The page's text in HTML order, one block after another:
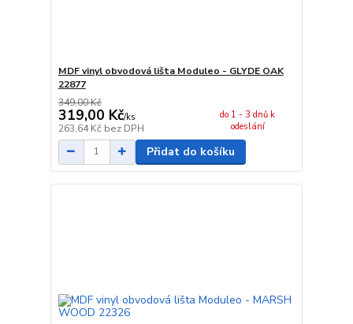
MDF vinyl obvodová lišta Moduleo - GLYDE OAK
22877
349,00 Kč
319,00 Kč/ks
263,64 Kč bez DPH
do 1 - 3 dnů k
odeslání
Přidat do košíku